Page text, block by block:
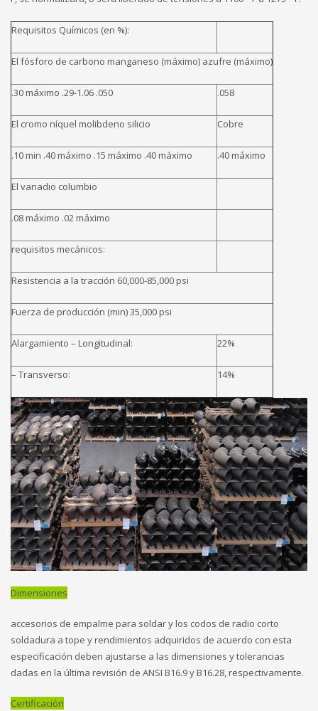
Requisitos Químicos (en %):
El fósforo de carbono manganeso (máximo) azufre (máximo)
.30 máximo .29-1.06 .050 .058
El cromo níquel molibdeno silicio Cobre
.10 min .40 máximo .15 máximo .40 máximo .40 máximo
El vanadio columbio
.08 máximo .02 máximo
requisitos mecánicos:
Resistencia a la tracción 60,000-85,000 psi
Fuerza de producción (min) 35,000 psi
Alargamiento – Longitudinal: 22%
– Transverso: 14%
Dimensiones
accesorios de empalme para soldar y los codos de radio corto
soldadura a tope y rendimientos adquiridos de acuerdo con esta
especificación deben ajustarse a las dimensiones y tolerancias
dadas en la última revisión de ANSI B16.9 y B16.28, respectivamente.
Certificación